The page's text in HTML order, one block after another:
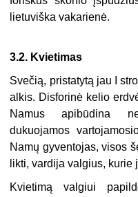
lietuviška vakarienė.
3.2. Kvietimas
Svečią, pristatytą jau I
alkis. Disforinė kelio
Namus apibūdina
dukuojamos
Namų gyventojas, visos
likti, vardija valgius, kurie
Kvietimą valgiui